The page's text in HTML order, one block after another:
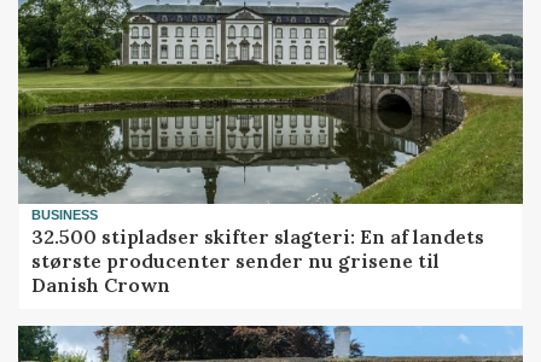
BUSINESS
32.500 stipladser skifter slagteri: En af landets
største producenter sender nu grisene til
Danish Crown